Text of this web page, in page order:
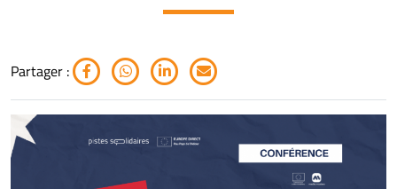
Partager :